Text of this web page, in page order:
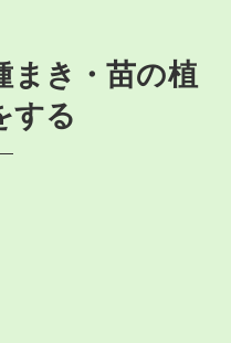
まき・苗の植
する